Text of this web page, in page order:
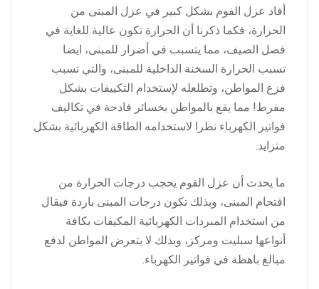
أفاد عزل الفوم بشكل كبير في عزل المبنى من
الحرارة، فكما ذكرنا أن الحرارة تكون عالية للغاية في
فصل الصيف، مما يتسبب في أضرار للمبنى، ايضا
تسبب الحرارة السخنة الداخلية للمبنى، والتي تسبب
فزع المواطن، وتطلعله لإستخدام التكييفات بشكل
مفرط! مما يقع بالمواطن بخسائر فادحة في تكاليف
فواتير الكهرباء نظرا لاستخدامه الطاقة الكهربائية بشكل
متزايد.
ما يحدث أن عزل الفوم يحجب درجات الحرارة من
اقتحام المبنى، وبذلك تكون درجات المبنى باردة فيقال
من استخدام المبردات الكهربائية المكيفات بكافة
أنواعها سبليت ومركز، وبذلك لا يتعرض المواطن لدفع
مبالغ باهظة في فواتير الكهرباء.